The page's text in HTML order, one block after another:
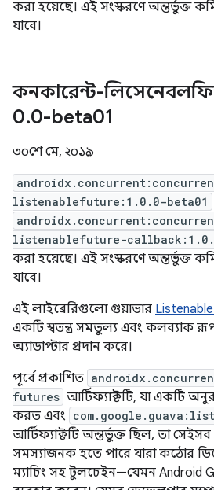
করা হয়েছে। এই সংস্করণে অন্তর্ভুক্ত
যাবে।
কনকারেন্ট-
0.0-beta01
৩০শে মে, ২০১৯
listenablefuture:1.0.0-beta01
listenablefuture-
করা হয়েছে। এই সংস্করণে অন্তর্ভুক্ত
যাবে।
এই লাইব্রেরিগুলো গুয়াভার
একটি স্বতন্ত্র সমতুল্য এবং কলব্যাক
অ্যাডাপ্টার প্রদান করে।
পূর্বে প্রকাশিত
futures আর্টিফ্যাক্টটি, যা একটি
করত এবং
আর্টিফ্যাক্টটি অন্তর্ভুক্ত ছিল, তা
সমস্যাজনক হতে পারে যারা কঠোর
ম্যাচিং সহ টুলচেইন—যেমন Android